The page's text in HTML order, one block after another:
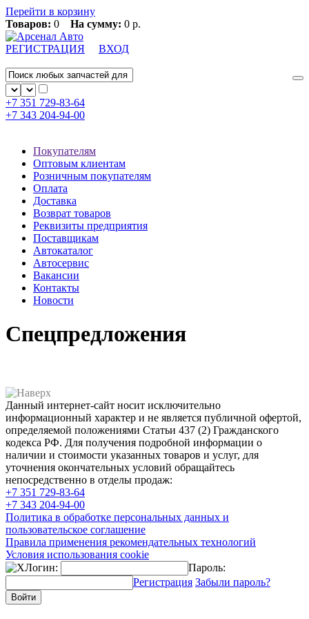
Перейти в корзину
Товаров: 0 На сумму: 0 р.
РЕГИСТРАЦИЯ ВХОД
+7 351 729-83-64
+7 343 204-94-00
Покупателям
Оптовым клиентам
Розничным покупателям
Оплата
Доставка
Возврат товаров
Реквизиты предприятия
Поставщикам
Автокаталог
Автосервис
Вакансии
Контакты
Новости
Спецпредложения
Данный интернет-сайт носит исключительно
информационный характер и не является публичной офертой,
определяемой положениями Статьи 437 (2) Гражданского
кодекса РФ. Для получения подробной информации о
наличии и стоимости указанных товаров и услуг, для
уточнения окончательных условий обращайтесь
непосредственно в отделы продаж:
+7 351 729-83-64
+7 343 204-94-00
Политика в обработке персональных данных и
пользовательское соглашение
Правила применения рекомендательных технологий
Условия использования cookie
Логин:
Пароль:
Регистрация Забыли пароль?